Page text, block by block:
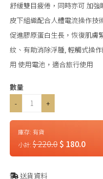
舒緩雙目疲倦，同時亦可 加
皮下組織配合人體電流操作技
促進膠原蛋白生長，恢復肌膚
紋、有助消除浮腫, 輕觸式操
用 使用電池，適合旅行使用
數量
-
+
庫存: 有貨
小計: $ 220.0$ 180.0
送貨資料